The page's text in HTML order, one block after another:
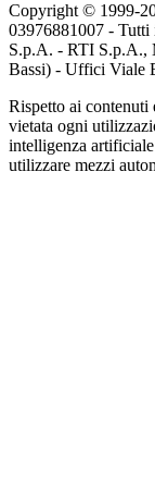
Copyright © 1999-
03976881007 -
S.p.A. - RTI S.p.A.,
Bassi) - Uffici Viale
Rispetto ai contenuti
vietata ogni
intelligenza
utilizzare mezzi